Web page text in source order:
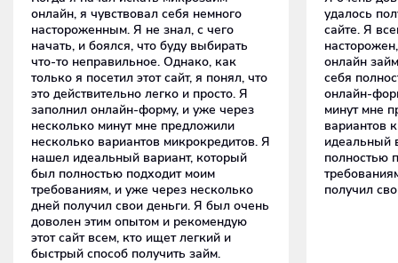
онлайн, я чувствовал себя немного
настороженным. Я не знал, с чего
начать, и боялся, что буду выбирать
что-то неправильное. Однако, как
только я посетил этот сайт, я понял, что
это действительно легко и просто. Я
заполнил онлайн-форму, и уже через
несколько минут мне предложили
несколько вариантов микрокредитов. Я
нашел идеальный вариант, который
был полностью подходит моим
требованиям, и уже через несколько
дней получил свои деньги. Я был очень
доволен этим опытом и рекомендую
этот сайт всем, кто ищет легкий и
быстрый способ получить займ.
удалось
сайте. Я
онлайн
себя
онлайн-
минут мне
вариантов
идеальный
полностью
получил